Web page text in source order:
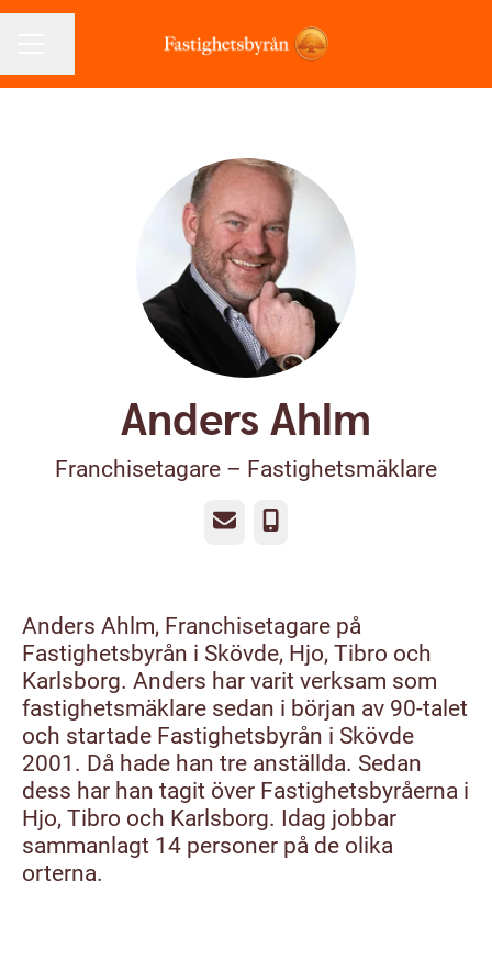
Anders Ahlm
Franchisetagare – Fastighetsmäklare
E-postTelefon
Anders Ahlm, Franchisetagare på
Fastighetsbyrån i Skövde, Hjo, Tibro och
Karlsborg. Anders har varit verksam som
fastighetsmäklare sedan i början av 90-talet
och startade Fastighetsbyrån i Skövde
2001. Då hade han tre anställda. Sedan
dess har han tagit över Fastighetsbyråerna i
Hjo, Tibro och Karlsborg. Idag jobbar
sammanlagt 14 personer på de olika
orterna.